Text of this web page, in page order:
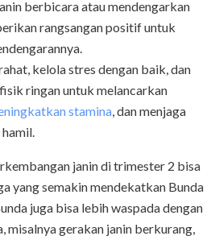
berbicara atau mendengarkan
rangsangan positif untuk
kelola stres dengan baik, dan
ringan untuk melancarkan
stamina , dan menjaga
janin di trimester 2 bisa
yang semakin mendekatkan Bunda
juga bisa lebih waspada dengan
misalnya gerakan janin berkurang,